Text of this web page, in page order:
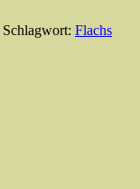
Schlagwort: Flachs